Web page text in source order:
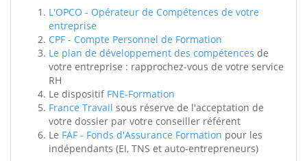
L'OPCO - Opérateur de Compétences de votre
entreprise
CPF - Compte Personnel de Formation
Le plan de développement des compétences de
votre entreprise : rapprochez-vous de votre service
RH
Le dispositif FNE-Formation
France Travail sous réserve de l'acceptation de
votre dossier par votre conseiller référent
Le FAF - Fonds d'Assurance Formation pour les
indépendants (EI, TNS et auto-entrepreneurs)